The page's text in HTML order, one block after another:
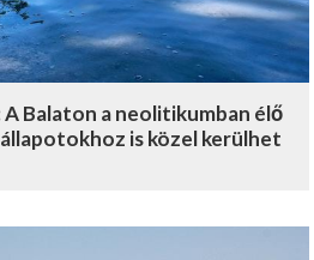
Balaton a neolitikumban élő
is közel kerülhet